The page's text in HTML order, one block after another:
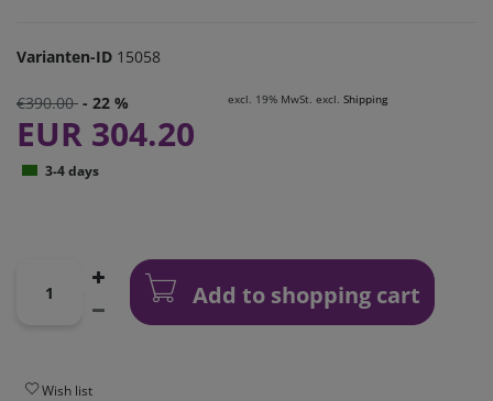
Varianten-ID 15058
€390.00 - 22 %
EUR 304.20
excl. 19% MwSt. excl. Shipping
3-4 days
Add to shopping cart
Wish list